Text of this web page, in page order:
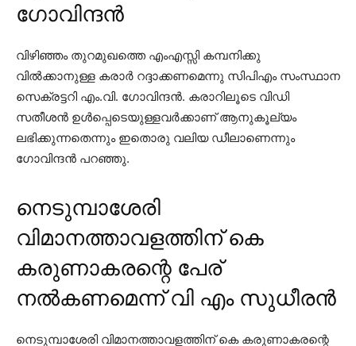
ഗോവിന്ദൻ
വിഴിഞ്ഞം തുറമുഖത്തെ എംഎസ്സി കമ്പനിക്കു
വില്‍ക്കാനുള്ള കരാര്‍ റദ്ദാക്കണമെന്നു സിപിഎം സംസ്ഥാന
സെക്രട്ടറി എം.വി. ഗോവിന്ദന്‍. കരാറിലൂടെ വിഡി
സതീശന്‍ ഉള്‍പ്പെടെയുള്ളവര്‍ക്കാണ് ആനുകൂല്യം
ലഭിക്കുന്നതെന്നും ഇതൊരു വലിയ ഡീലാണെന്നും
ഗോവിന്ദന്‍ പറഞ്ഞു.
നെടുമ്പാശേരി
വിമാനത്താവളത്തിന് കെ
കരുണാകരന്റെ പേര്
നൽകണമെന്ന് വി എം സുധീരൻ
നെടുമ്പാശേരി വിമാനത്താവളത്തിന് കെ കരുണാകരന്റെ